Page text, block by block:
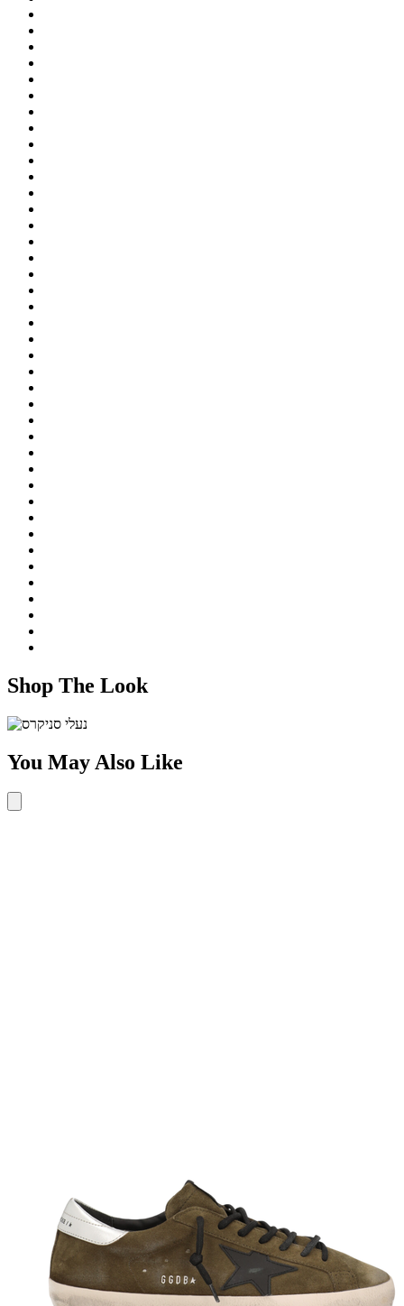
Shop The Look
You May Also Like